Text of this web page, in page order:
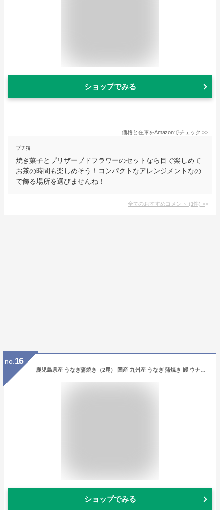
ショップでみる
価格と在庫をAmazonでチェック >>
ブチ猫
焼き菓子とプリザーブドフラワーのセットなら目で楽しめて
お茶の時間も楽しめそう！コンパクトなアレンジメントなの
で飾る場所を選びませんね！
全てのおすすめコメント (1件) >
no. 16
鹿児島県産 うなぎ蒲焼き（2尾） 国産 九州産 うなぎ 蒲焼き 鰻 ウナギ 父の日 母の日 ギフト プレゼント 御歳暮ギフト
ショップでみる